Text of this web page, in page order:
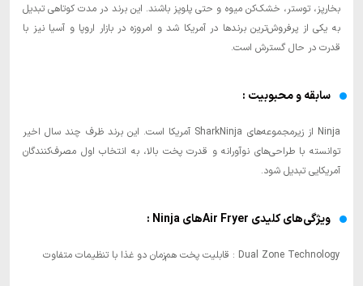
بخارپز، توستر، خشک‌کن میوه و حتی پلوپز باشند. این برند در مدت کوتاهی تبدیل
به یکی از پرفروش‌ترین برندها در آمریکا شد و امروزه در بازار اروپا و آسیا نیز با
قدرت در حال گسترش است.
سابقه و محبوبیت :
Ninja از زیرمجموعه‌های SharkNinja آمریکا است. این برند ظرف چند سال اخیر
توانسته با طراحی‌های نوآورانه و قدرت پخت بالا، به انتخاب اول مصرف‌کنندگان
آمریکایی تبدیل شود.
ویژگی‌های کلیدی Air Fryerهای Ninja :
Dual Zone Technology : قابلیت پخت هم‌زمان دو غذا با تنظیمات متفاوت